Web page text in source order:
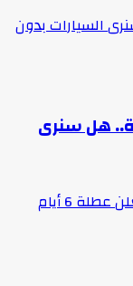
السيارات بدون
هل سنرى
إجازة عيد الأضحى 2026 رسميًا.. الحكومة تعلن عطلة 6 أيام